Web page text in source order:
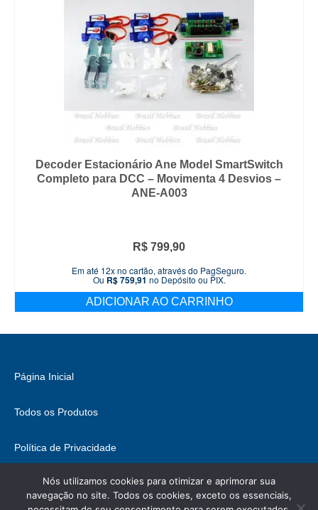
Decoder Estacionário Ane Model SmartSwitch
Completo para DCC – Movimenta 4 Desvios –
ANE-A003
R$ 799,90
Em até 12x no cartão, através do PagSeguro.
Ou R$759,91 no Depósito ou PIX.
ADICIONAR AO CARRINHO
Página Inicial
Todos os Produtos
Política de Privacidade
Fale Conosco
Nós utilizamos cookies para otimizar e aprimorar sua
navegação no site. Todos os cookies, exceto os essenciais,